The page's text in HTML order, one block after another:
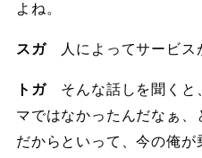
よね。
スガ 人によってサービス
トガ そんな話しを聞くと
マではなかったんだなぁ、
だからといって、今の俺